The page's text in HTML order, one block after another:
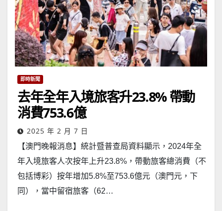
即時新聞
去年全年入境旅客升23.8% 帶動
消費753.6億
2025 年 2 月 7 日
【澳門晚報消息】統計暨普查局資料顯示，2024年全
年入境旅客人次按年上升23.8%，帶動旅客總消費（不
包括博彩）按年增加5.8%至753.6億元（澳門元，下
同），當中留宿旅客（62…